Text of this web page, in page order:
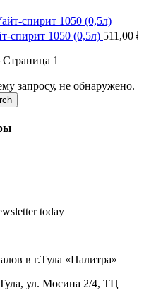
спирит 1050 (0,5л) 511,00 ₽
Страница 1
запросу, не обнаружено.
today
в г.Тула «Палитра»
ул. Мосина 2/4, ТЦ